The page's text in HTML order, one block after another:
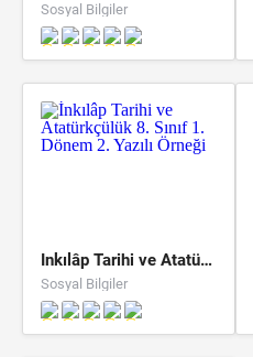
Sosyal Bilgiler
İnkılâp Tarihi ve Atatürkçülük 8. Sınıf 1. Dönem 2. Yazılı Örneği
Sosyal Bilgiler